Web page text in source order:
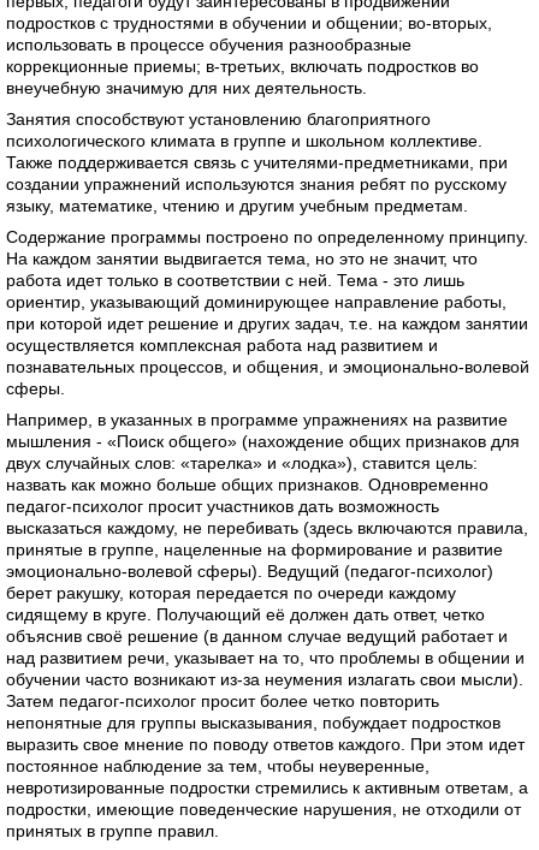
подростков с трудностями в обучении и общении; во-вторых,
использовать в процессе обучения разнообразные
коррекционные приемы; в-третьих, включать подростков во
внеучебную значимую для них деятельность.
Занятия способствуют установлению благоприятного
психологического климата в группе и школьном коллективе.
Также поддерживается связь с учителями-предметниками, при
создании упражнений используются знания ребят по русскому
языку, математике, чтению и другим учебным предметам.
Содержание программы построено по определенному принципу.
На каждом занятии выдвигается тема, но это не значит, что
работа идет только в соответствии с ней. Тема - это лишь
ориентир, указывающий доминирующее направление работы,
при которой идет решение и других задач, т.е. на каждом занятии
осуществляется комплексная работа над развитием и
познавательных процессов, и общения, и эмоционально-волевой
сферы.
Например, в указанных в программе упражнениях на развитие
мышления - «Поиск общего» (нахождение общих признаков для
двух случайных слов: «тарелка» и «лодка»), ставится цель:
назвать как можно больше общих признаков. Одновременно
педагог-психолог просит участников дать возможность
высказаться каждому, не перебивать (здесь включаются правила,
принятые в группе, нацеленные на формирование и развитие
эмоционально-волевой сферы). Ведущий (педагог-психолог)
берет ракушку, которая передается по очереди каждому
сидящему в круге. Получающий её должен дать ответ, четко
объяснив своё решение (в данном случае ведущий работает и
над развитием речи, указывает на то, что проблемы в общении и
обучении часто возникают из-за неумения излагать свои мысли).
Затем педагог-психолог просит более четко повторить
непонятные для группы высказывания, побуждает подростков
выразить свое мнение по поводу ответов каждого. При этом идет
постоянное наблюдение за тем, чтобы неуверенные,
невротизированные подростки стремились к активным ответам, а
подростки, имеющие поведенческие нарушения, не отходили от
принятых в группе правил.